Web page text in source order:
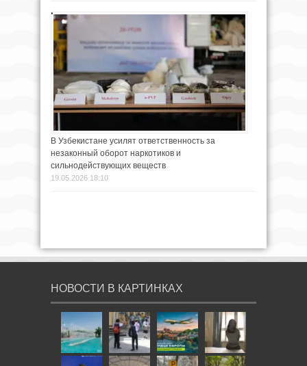
В Узбекистане усилят ответственность за
незаконный оборот наркотиков и
сильнодействующих веществ
19.05.2026 18:10
НОВОСТИ В КАРТИНКАХ